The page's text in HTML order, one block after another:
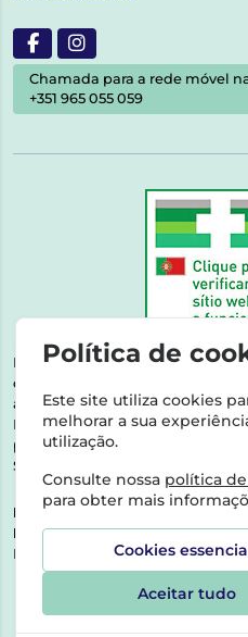
Chamada para a rede móvel
+351 965 055 059
Esta farmácia encontra-se
dispensa de medicamentos e
através da internet.
MSRM, MNSRM, MSRMV ou
podem ser entregues nos
Sesimbra, Oeiras e Lisboa.
Direção Técnica:
Dra. Raquel
NIPC:513064133 | ASPAS E
Rua dos Castanheiros 5 AB
Política de
Este site utiliza cookies
melhorar a sua
utilização.
Consulte nossa política
para obter mais
Cookies
Aceitar tudo